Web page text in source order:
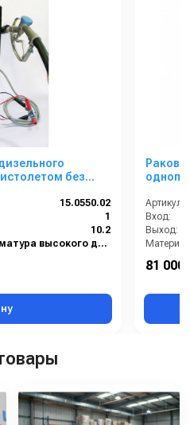
без
15.0550.02
1
10.2
Арматура высокого давления
Артикул:
Вход:
Выход:
81 000